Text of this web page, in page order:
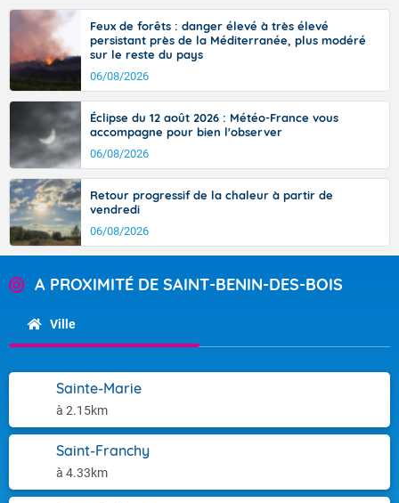
Feux de forêts : danger élevé à très élevé
persistant près de la Méditerranée, plus modéré
sur le reste du pays
06/08/2026
Éclipse du 12 août 2026 : Météo-France vous
accompagne pour bien l'observer
06/08/2026
Retour progressif de la chaleur à partir de
vendredi
06/08/2026
A PROXIMITÉ DE SAINT-BENIN-DES-BOIS
Ville
Sainte-Marie
à 2.15km
Saint-Franchy
à 4.33km